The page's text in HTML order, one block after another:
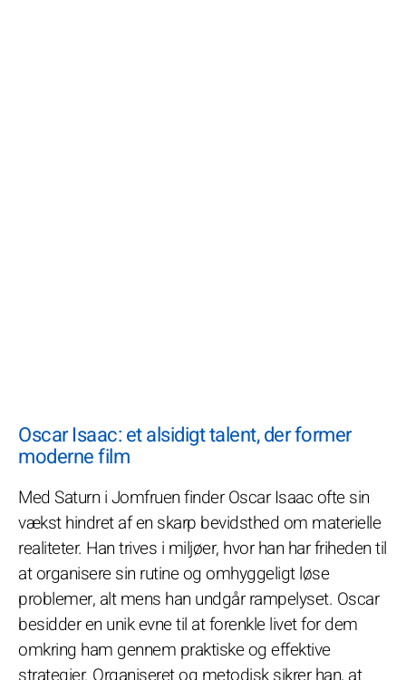
Oscar Isaac: et alsidigt talent, der former
moderne film
Med Saturn i Jomfruen finder Oscar Isaac ofte sin
vækst hindret af en skarp bevidsthed om materielle
realiteter. Han trives i miljøer, hvor han har friheden til
at organisere sin rutine og omhyggeligt løse
problemer, alt mens han undgår rampelyset. Oscar
besidder en unik evne til at forenkle livet for dem
omkring ham gennem praktiske og effektive